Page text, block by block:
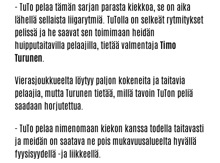
- TuTo pelaa tämän sarjan parasta kiekkoa, se on aika
lähellä sellaista liigarytmiä. TuTolla on selkeät rytmitykset
pelissä ja he saavat sen toimimaan heidän
huipputaitavilla pelaajilla, tietää valmentaja Timo
Turunen
Vierasjoukkueelta löytyy paljon kokeneita ja taitavia
pelaajia, mutta Turunen tietää, millä tavoin TuTon peliä
saadaan horjutettua.
- TuTo pelaa nimenomaan kiekon kanssa todella taitavasti
ja meidän on saatava ne pois mukavuusalueelta hyvällä
fyysisyydellä -ja liikkeellä.